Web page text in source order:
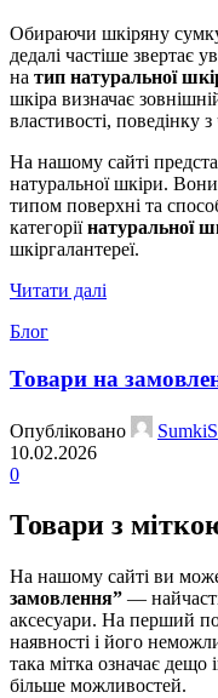
Обираючи шкіряну
дедалі частіше звертає
на тип натуральної
шкіра визначає
властивості, поведінку
На нашому сайті
натуральної шкіри.
типом поверхні та
категоріїнатуральної
шкіргалантереї.
Читати далі
Блог
Товари на
Опубліковано
10.02.2026
0
Товари з
На нашому сайті ви
замовлення” —
аксесуари. На перший
наявності і його
така мітка означає дещо
більше можливостей.